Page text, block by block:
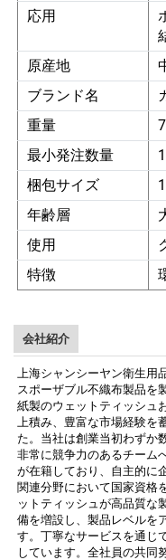
応用
原産地
ブランド名
重量
最小発注数量
梱包サイズ
年齢層
使用
特徴
会社紹介
上海シャンシーヤン衛生用
スポーザブル不織布製品を
紙製のウェットティッシュ
上積み、豊富な市場経験を
た。当社は創業当初わずか
非常に競争力のあるチーム
が在籍しており、自主的に
関連分野において国家資格
ットティッシュが高品質な
備を増設し、製品レベルを
す。丁寧なサービスを通じ
しています。全社員の共同